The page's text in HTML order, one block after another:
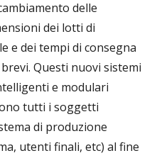
delle
dei lotti di
e dei tempi di consegna
Questi nuovi sistemi
e modulari
tutti i soggetti
di produzione
utenti finali, etc) al fine